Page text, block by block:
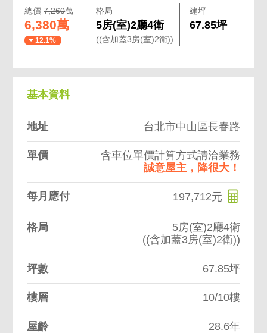
總價7,260萬
6,380萬
12.1%
格局
5房(室)2廳4衛
((含加蓋3房(室)2衛))
建坪
67.85坪
基本資料
地址 台北市中山區長春路
單價
含車位單價計算方式請洽業務
誠意屋主，降很大！
每月應付 197,712元
格局
5房(室)2廳4衛
((含加蓋3房(室)2衛))
坪數 67.85坪
樓層 10/10樓
屋齡 28.6年